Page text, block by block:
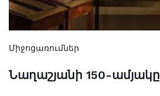
Միջոցառումներ
Նաղաշյանի 150-ամյակը